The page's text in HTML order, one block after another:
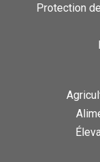
Protection